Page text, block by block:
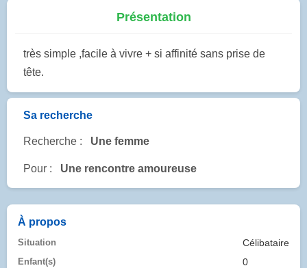
Présentation
très simple ,facile à vivre + si affinité sans prise de
tête.
Sa recherche
Recherche : Une femme
Pour : Une rencontre amoureuse
À propos
Situation Célibataire
Enfant(s) 0